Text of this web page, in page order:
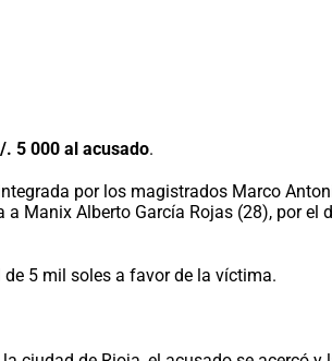
5 000 al acusado.
por los magistrados Marco
Manix Alberto García Rojas (28), por el
5 mil soles a favor de la víctima.